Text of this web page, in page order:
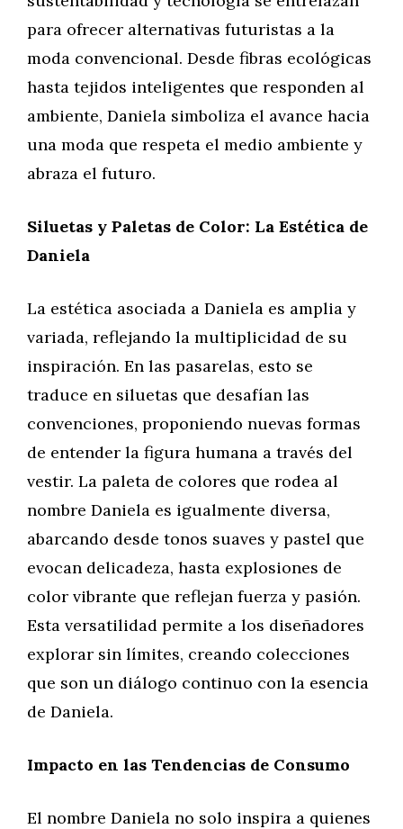
para ofrecer alternativas futuristas a la
moda convencional. Desde fibras ecológicas
hasta tejidos inteligentes que responden al
ambiente, Daniela simboliza el avance hacia
una moda que respeta el medio ambiente y
abraza el futuro.
Siluetas y Paletas de Color: La Estética de
Daniela
La estética asociada a Daniela es amplia y
variada, reflejando la multiplicidad de su
inspiración. En las pasarelas, esto se
traduce en siluetas que desafían las
convenciones, proponiendo nuevas formas
de entender la figura humana a través del
vestir. La paleta de colores que rodea al
nombre Daniela es igualmente diversa,
abarcando desde tonos suaves y pastel que
evocan delicadeza, hasta explosiones de
color vibrante que reflejan fuerza y pasión.
Esta versatilidad permite a los diseñadores
explorar sin límites, creando colecciones
que son un diálogo continuo con la esencia
de Daniela.
Impacto en las Tendencias de Consumo
El nombre Daniela no solo inspira a quienes